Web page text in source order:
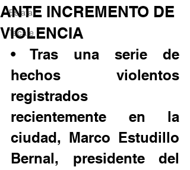
Estatal
Tecate
ANTE INCREMENTO DE
VIOLENCIA
• Tras una serie de
hechos violentos
registrados
recientemente en la
ciudad, Marco Estudillo
Bernal, presidente del